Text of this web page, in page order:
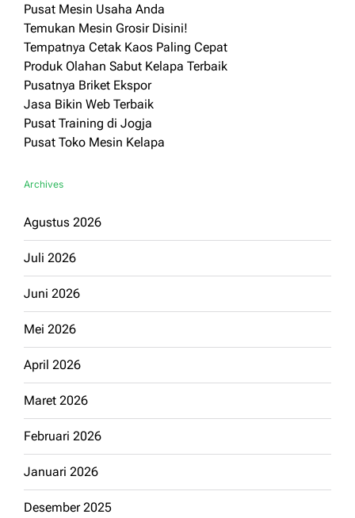
Pusat Mesin Usaha Anda
Temukan Mesin Grosir Disini!
Tempatnya Cetak Kaos Paling Cepat
Produk Olahan Sabut Kelapa Terbaik
Pusatnya Briket Ekspor
Jasa Bikin Web Terbaik
Pusat Training di Jogja
Pusat Toko Mesin Kelapa
Archives
Agustus 2026
Juli 2026
Juni 2026
Mei 2026
April 2026
Maret 2026
Februari 2026
Januari 2026
Desember 2025